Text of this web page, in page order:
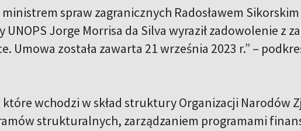
spraw zagranicznych Radosławem
Jorge Morrisa da Silva wyraził zadowolenie z
Umowa została zawarta 21 września 2023 r.” –
wchodzi w skład struktury Organizacji Narodów
strukturalnych, zarządzaniem programami